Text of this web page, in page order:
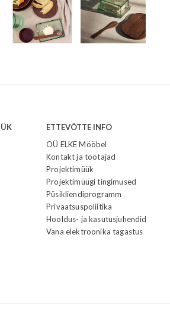
ETTEVÕTTE INFO
OÜ ELKE Mööbel
Kontakt ja töötajad
Projektimüük
Projektimüügi tingimused
Püsikliendiprogramm
Privaatsuspoliitika
Hooldus- ja kasutusjuhendid
Vana elektroonika tagastus